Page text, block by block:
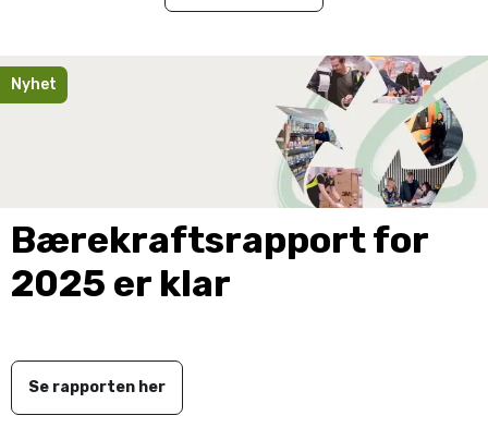
Nyhet
Bærekraftsrapport for
2025 er klar
Se rapporten her